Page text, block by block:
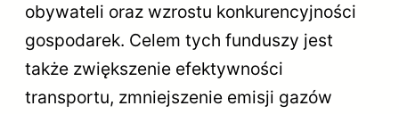
obywateli oraz wzrostu konkurencyjności
gospodarek. Celem tych funduszy jest
także zwiększenie efektywności
transportu, zmniejszenie emisji gazów